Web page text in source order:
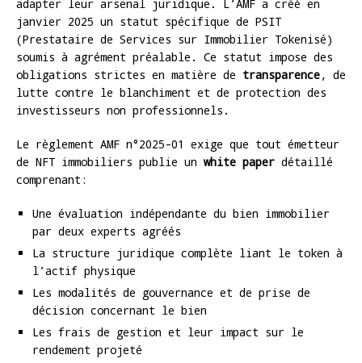
adapter leur arsenal juridique. L’AMF a créé en
janvier 2025 un statut spécifique de PSIT
(Prestataire de Services sur Immobilier Tokenisé)
soumis à agrément préalable. Ce statut impose des
obligations strictes en matière de transparence, de
lutte contre le blanchiment et de protection des
investisseurs non professionnels.
Le règlement AMF n°2025-01 exige que tout émetteur
de NFT immobiliers publie un white paper détaillé
comprenant:
Une évaluation indépendante du bien immobilier
par deux experts agréés
La structure juridique complète liant le token à
l’actif physique
Les modalités de gouvernance et de prise de
décision concernant le bien
Les frais de gestion et leur impact sur le
rendement projeté